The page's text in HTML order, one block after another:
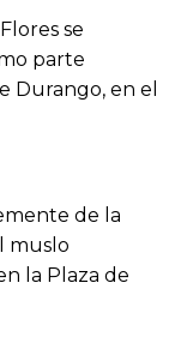
se
parte
Durango, en el
de la
muslo
la Plaza de